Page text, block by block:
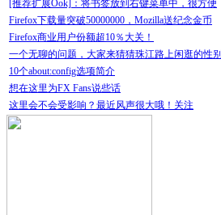
[推荐扩展Ook]：将书签放到右键菜单中，很方便
Firefox下载量突破50000000，Mozilla送纪念金币
Firefox商业用户份额超10％大关！
一个无聊的问题，大家来猜猜珠江路上闲逛的性别
10个about:config选项简介
想在这里为FX Fans说些话
这里会不会受影响？最近风声很大哦！关注